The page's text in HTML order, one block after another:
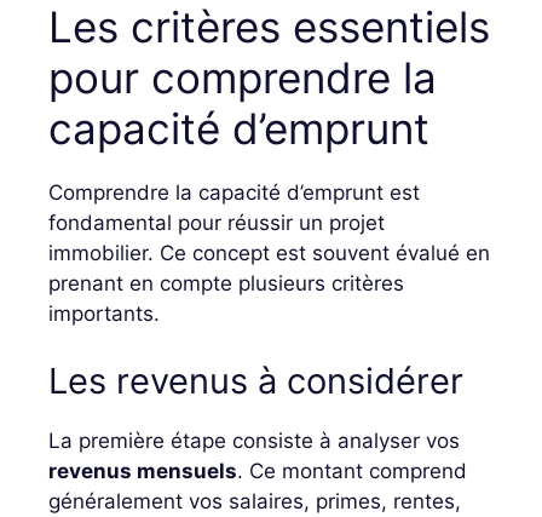
Les critères essentiels
pour comprendre la
capacité d’emprunt
Comprendre la capacité d’emprunt est
fondamental pour réussir un projet
immobilier. Ce concept est souvent évalué en
prenant en compte plusieurs critères
importants.
Les revenus à considérer
La première étape consiste à analyser vos
revenus mensuels. Ce montant comprend
généralement vos salaires, primes, rentes,